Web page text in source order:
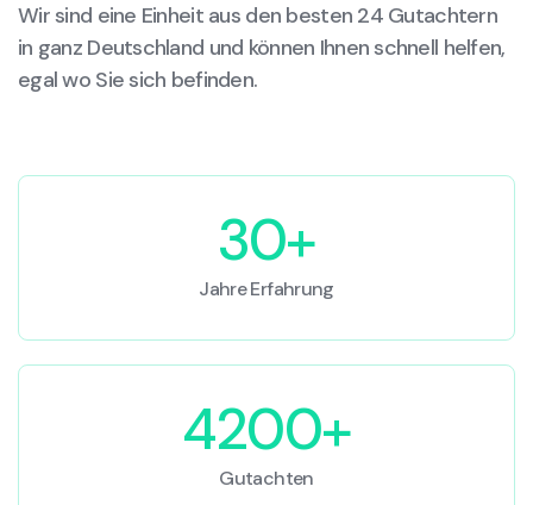
Wir sind eine Einheit aus den besten 24 Gutachtern
in ganz Deutschland und können Ihnen schnell helfen,
egal wo Sie sich befinden.
30+
Jahre Erfahrung
4200+
Gutachten